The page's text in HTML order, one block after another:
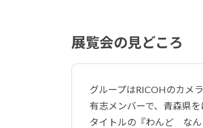
展覧会の見どころ
グループはRICOHのカメ
有志メンバーで、青森県
タイトルの『わんど なん